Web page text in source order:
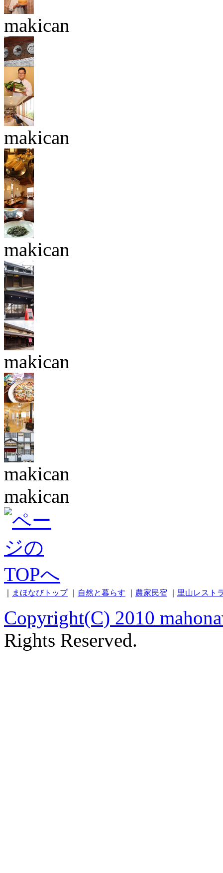
makican
makican
makican
makican
makican
makican
まほなびトップ｜ 自然と暮らす 農家民宿 里山レスト
Copyright(C) 2010
Rights Reserved.